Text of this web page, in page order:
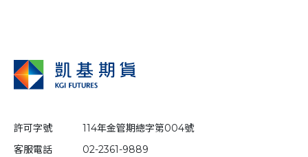
許可字號
114年金管期總字第004號
客服電話
02-2361-9889